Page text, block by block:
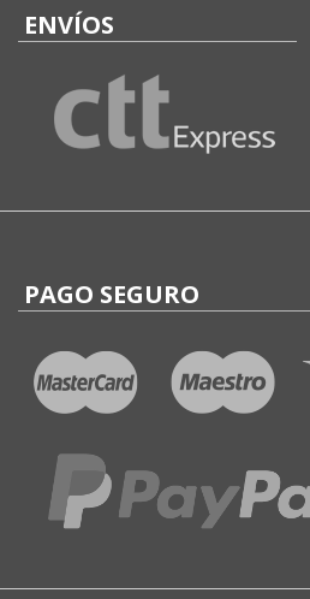
ENVÍOS
PAGO SEGURO